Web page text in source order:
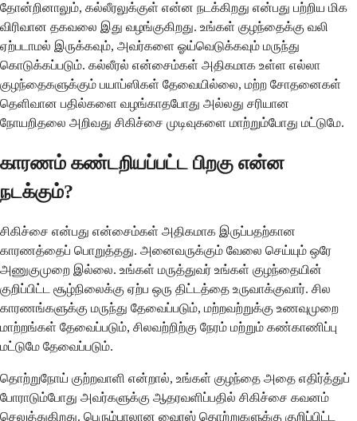
தோன்றினாலும், கல்லீரலுக்குள் என்ன நடக்கிறது என்பது பற்றிய மிக
விரிவான தகவலை இது வழங்குகிறது. உங்கள் குழந்தைக்கு வலி
ஏற்படாமல் இருக்கவும், அவர்களை ஓய்வெடுக்கவும் மருந்து
கொடுக்கப்படும். கல்லீரல் என்சைம்கள் அதிகமாக உள்ள எல்லா
குழந்தைகளுக்கும் பயாப்ஸிகள் தேவையில்லை, மற்ற சோதனைகள்
தெளிவான பதில்களை வழங்காதபோது அல்லது சரியான
நோயறிதலை அறிவது சிகிச்சை முடிவுகளை மாற்றும்போது மட்டுமே.
காரணம் கண்டறியப்பட்ட பிறகு என்ன
நடக்கும்?
சிகிச்சை என்பது என்சைம்கள் அதிகமாக இருப்பதற்கான
காரணத்தைப் பொறுத்தது. அனைவருக்கும் வேலை செய்யும் ஒரே
அணுகுமுறை இல்லை. உங்கள் மருத்துவர் உங்கள் குழந்தையின்
குறிப்பிட்ட சூழ்நிலைக்கு ஏற்ப ஒரு திட்டத்தை உருவாக்குவார். சில
காரணங்களுக்கு மருந்து தேவைப்படும், மற்றவற்றுக்கு உணவுமுறை
மாற்றங்கள் தேவைப்படும், சிலவற்றிற்கு நேரம் மற்றும் கண்காணிப்பு
மட்டுமே தேவைப்படும்.
தொற்றுநோய் குற்றவாளி என்றால், உங்கள் குழந்தை அதை எதிர்த்துப்
போராடும்போது அவர்களுக்கு ஆதரவளிப்பதில் சிகிச்சை கவனம்
செலுத்துகிறது. பெரும்பாலான வைரஸ் தொற்றுகளுக்கு குறிப்பிட்ட